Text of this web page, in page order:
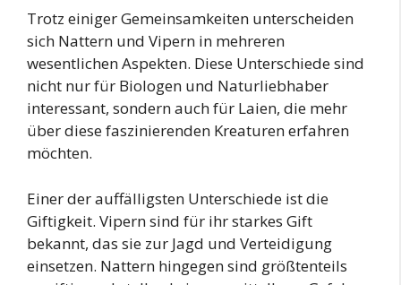
Trotz einiger Gemeinsamkeiten unterscheiden
sich Nattern und Vipern in mehreren
wesentlichen Aspekten. Diese Unterschiede sind
nicht nur für Biologen und Naturliebhaber
interessant, sondern auch für Laien, die mehr
über diese faszinierenden Kreaturen erfahren
möchten.
Einer der auffälligsten Unterschiede ist die
Giftigkeit. Vipern sind für ihr starkes Gift
bekannt, das sie zur Jagd und Verteidigung
einsetzen. Nattern hingegen sind größtenteils